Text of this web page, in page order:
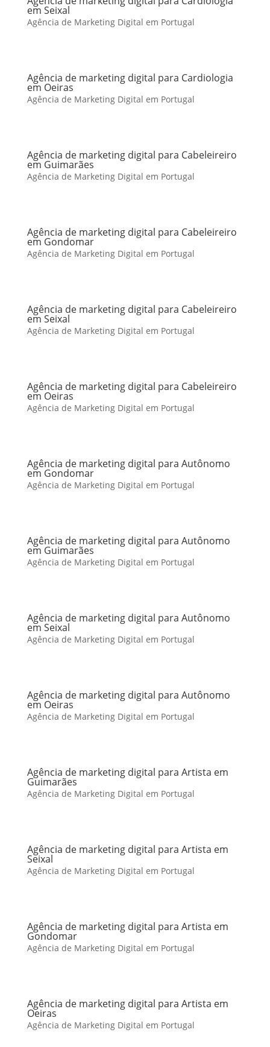
em Seixal
Agência de Marketing Digital em Portugal
Agência de marketing digital para Cardiologia
em Oeiras
Agência de Marketing Digital em Portugal
Agência de marketing digital para Cabeleireiro
em Guimarães
Agência de Marketing Digital em Portugal
Agência de marketing digital para Cabeleireiro
em Gondomar
Agência de Marketing Digital em Portugal
Agência de marketing digital para Cabeleireiro
em Seixal
Agência de Marketing Digital em Portugal
Agência de marketing digital para Cabeleireiro
em Oeiras
Agência de Marketing Digital em Portugal
Agência de marketing digital para Autônomo
em Gondomar
Agência de Marketing Digital em Portugal
Agência de marketing digital para Autônomo
em Guimarães
Agência de Marketing Digital em Portugal
Agência de marketing digital para Autônomo
em Seixal
Agência de Marketing Digital em Portugal
Agência de marketing digital para Autônomo
em Oeiras
Agência de Marketing Digital em Portugal
Agência de marketing digital para Artista em
Guimarães
Agência de Marketing Digital em Portugal
Agência de marketing digital para Artista em
Seixal
Agência de Marketing Digital em Portugal
Agência de marketing digital para Artista em
Gondomar
Agência de Marketing Digital em Portugal
Agência de marketing digital para Artista em
Oeiras
Agência de Marketing Digital em Portugal